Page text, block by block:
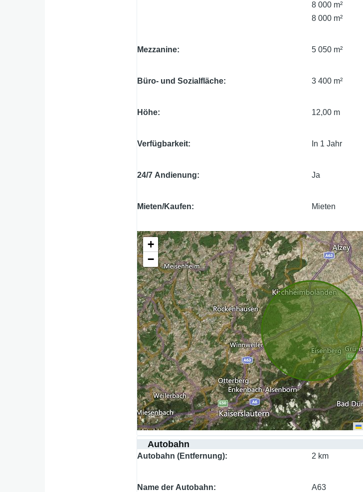
8 000 m²
8 000 m²
Mezzanine 5 050 m²
Büro- und Sozialfläche 3 400 m²
Höhe 12,00 m
Verfügbarkeit In 1 Jahr
24/7 Andienung Ja
Mieten/Kaufen Mieten
+
−
Autobahn
Autobahn (Entfernung) 2 km
Name der Autobahn A63